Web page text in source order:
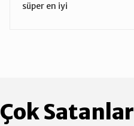
süper en iyi
Çok Satanlar